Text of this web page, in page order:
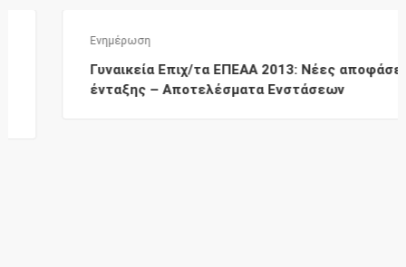
Ενημέρωση
Γυναικεία Επιχ/τα ΕΠΕΑΑ 2013: Νέες αποφάσεις
ένταξης – Αποτελέσματα Ενστάσεων